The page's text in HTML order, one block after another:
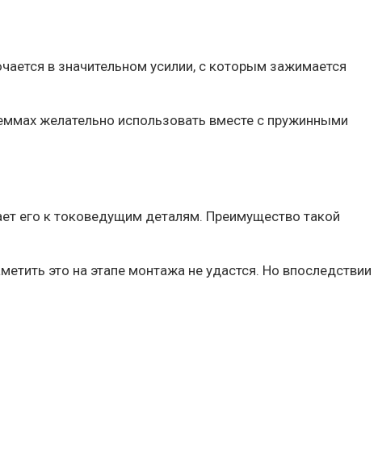
в значительном усилии, с которым зажимается
желательно использовать вместе с пружинными
его к токоведущим деталям. Преимущество такой
это на этапе монтажа не удастся. Но впоследствии